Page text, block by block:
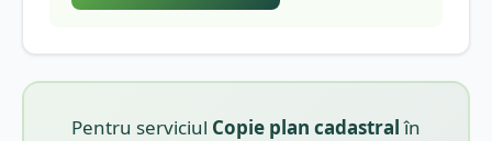
Pentru serviciul Copie plan cadastralîn